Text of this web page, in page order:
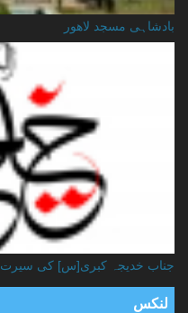
بادشاہی مسجد لاهور
جناب خدیجہ کبری[س] کی سیرت
لنکس